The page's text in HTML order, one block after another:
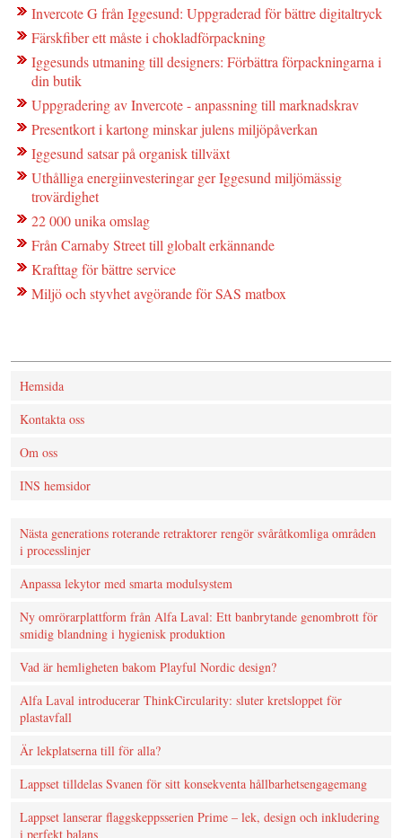
Invercote G från Iggesund: Uppgraderad för bättre digitaltryck
Färskfiber ett måste i chokladförpackning
Iggesunds utmaning till designers: Förbättra förpackningarna i
din butik
Uppgradering av Invercote - anpassning till marknadskrav
Presentkort i kartong minskar julens miljöpåverkan
Iggesund satsar på organisk tillväxt
Uthålliga energiinvesteringar ger Iggesund miljömässig
trovärdighet
22 000 unika omslag
Från Carnaby Street till globalt erkännande
Krafttag för bättre service
Miljö och styvhet avgörande för SAS matbox
Hemsida
Kontakta oss
Om oss
INS hemsidor
Nästa generations roterande retraktorer rengör svåråtkomliga områden
i processlinjer
Anpassa lekytor med smarta modulsystem
Ny omrörarplattform från Alfa Laval: Ett banbrytande genombrott för
smidig blandning i hygienisk produktion
Vad är hemligheten bakom Playful Nordic design?
Alfa Laval introducerar ThinkCircularity: sluter kretsloppet för
plastavfall
Är lekplatserna till för alla?
Lappset tilldelas Svanen för sitt konsekventa hållbarhetsengagemang
Lappset lanserar flaggskeppsserien Prime – lek, design och inkludering
i perfekt balans